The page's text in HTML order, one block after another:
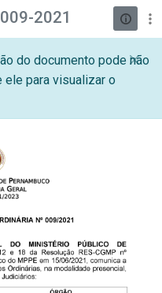
2021
do documento pode não
ele para visualizar o